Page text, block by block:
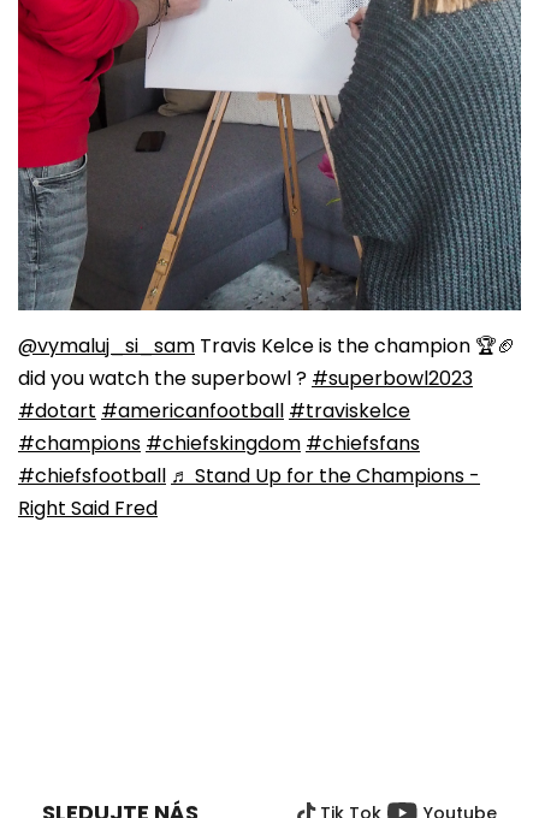
@vymaluj_si_sam Travis Kelce is the champion 🏆🏈
did you watch the superbowl ? #superbowl2023
#dotart #americanfootball #traviskelce
#champions #chiefskingdom #chiefsfans
#chiefsfootball ♬ Stand Up for the Champions -
Right Said Fred